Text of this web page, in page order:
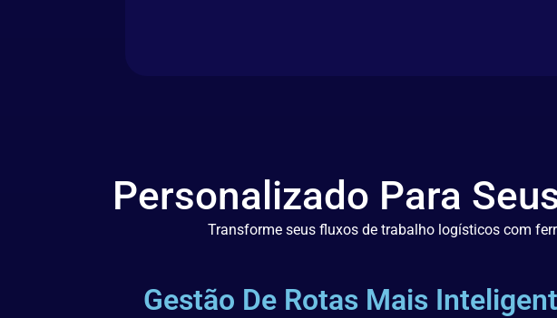
Personalizado Para
Transforme seus fluxos de trabalho logísticos com
Gestão De Rotas Mais